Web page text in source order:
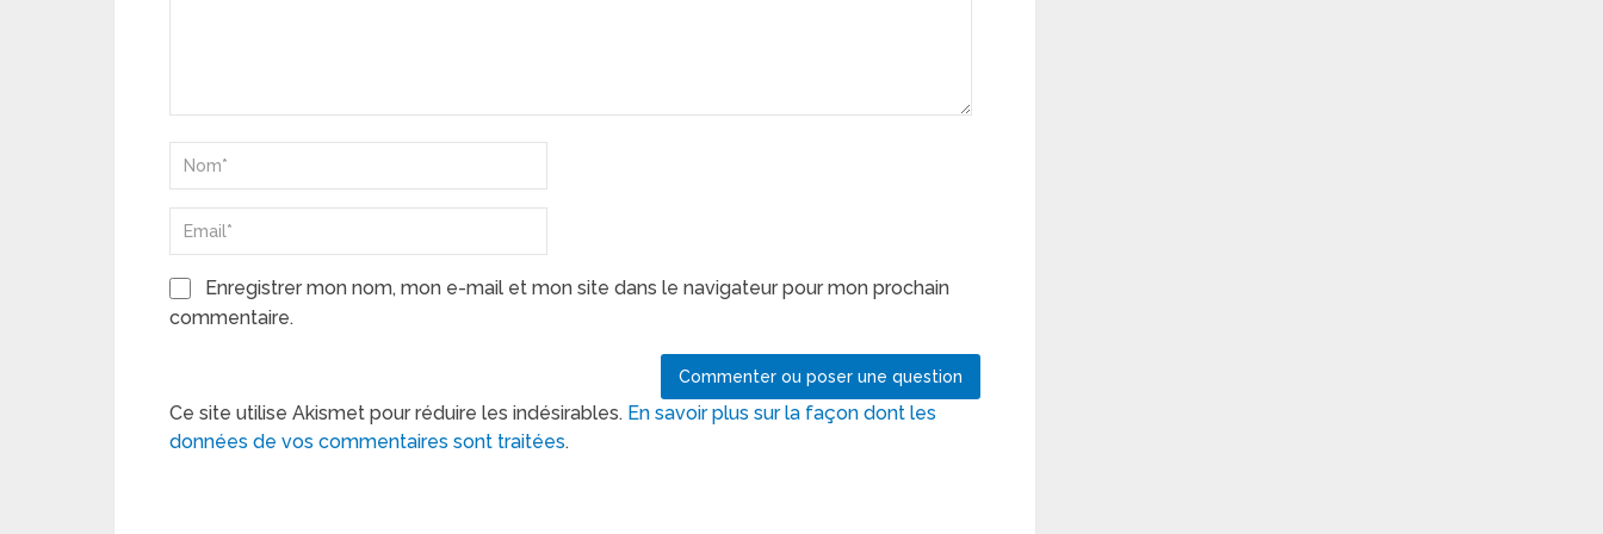
Enregistrer mon nom, mon e-mail et mon site dans le navigateur pour mon prochain
commentaire.
Ce site utilise Akismet pour réduire les indésirables. En savoir plus sur la façon dont les
données de vos commentaires sont traitées.